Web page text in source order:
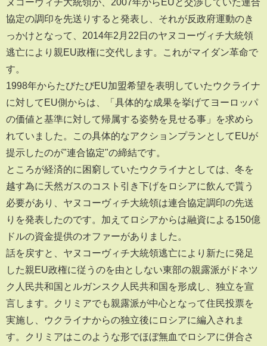
協定の調印を先送りすると発表し、それが反政府運動のき
っかけとなって、2014年2月22日のヤヌコーヴィチ大統領
逃亡により親EU政権に交代します。これがマイダン革命で
す。
1998年からたびたびEU加盟希望を表明していたウクライナ
に対してEU側からは、「具体的な成果を挙げてヨーロッパ
の価値と基準に対して帰属する姿勢を見せる事」を求めら
れていました。この具体的なアクションプランとしてEUが
提示したのが"連合協定"の締結です。
ところが経済的に困窮していたウクライナとしては、冬を
越す為に天然ガスのコスト引き下げをロシアに飲んで貰う
必要があり、ヤヌコーヴィチ大統領は連合協定調印の先送
りを発表したのです。加えてロシアからは融資による150億
ドルの資金提供のオファーがありました。
話を戻すと、ヤヌコーヴィチ大統領逃亡により新たに発足
した親EU政権に従うのを由としない東部の親露派がドネツ
ク人民共和国とルガンスク人民共和国を形成し、独立を宣
言します。クリミアでも親露派が中心となって住民投票を
実施し、ウクライナからの独立後にロシアに編入されま
す。クリミアはこのような形でほぼ無血でロシアに併合さ